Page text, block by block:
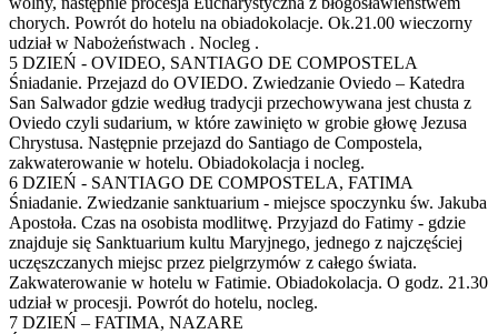
chorych. Powrót do hotelu na obiadokolacje. Ok.21.00 wieczorny
udział w Nabożeństwach . Nocleg .
5 DZIEŃ - OVIDEO, SANTIAGO DE COMPOSTELA
Śniadanie. Przejazd do OVIEDO. Zwiedzanie Oviedo – Katedra
San Salwador gdzie według tradycji przechowywana jest chusta z
Oviedo czyli sudarium, w które zawinięto w grobie głowę Jezusa
Chrystusa. Następnie przejazd do Santiago de Compostela,
zakwaterowanie w hotelu. Obiadokolacja i nocleg.
6 DZIEŃ - SANTIAGO DE COMPOSTELA, FATIMA
Śniadanie. Zwiedzanie sanktuarium - miejsce spoczynku św. Jakuba
Apostoła. Czas na osobista modlitwę. Przyjazd do Fatimy - gdzie
znajduje się Sanktuarium kultu Maryjnego, jednego z najczęściej
uczęszczanych miejsc przez pielgrzymów z całego świata.
Zakwaterowanie w hotelu w Fatimie. Obiadokolacja. O godz. 21.30
udział w procesji. Powrót do hotelu, nocleg.
7 DZIEŃ – FATIMA, NAZARE